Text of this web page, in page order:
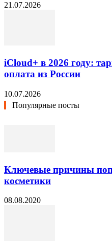
21.07.2026
iCloud+ в 2026 году:
оплата из России
10.07.2026
Популярные посты
Ключевые причины
косметики
08.08.2020